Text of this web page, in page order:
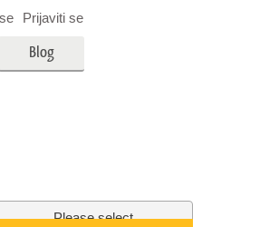
Blog
Prijaviti se
Please select